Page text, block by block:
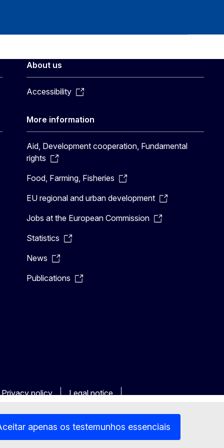
apenas os testemunhos essenciais
About us
Accessibility
More information
Aid, Development cooperation, Fundamental
rights
Food, Farming, Fisheries
EU regional and urban development
Jobs at the European Commission
Statistics
News
Publications
Privacy policy Legal notice